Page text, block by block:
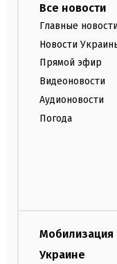
Все новости
Главные
Новости
Прямой эфир
Видеоновости
Аудионовости
Погода
Мобилизация
Украине